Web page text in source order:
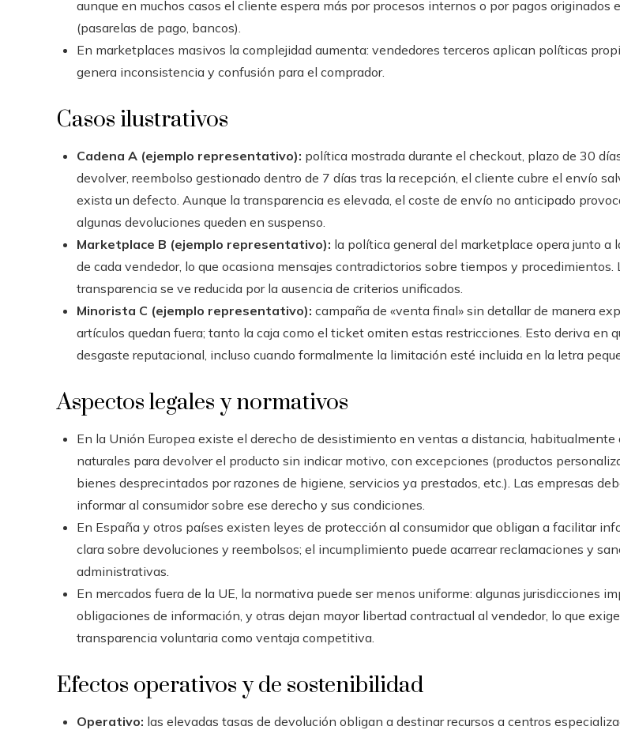
aunque en muchos casos el cliente espera más por procesos internos o por pagos originados
(pasarelas de pago, bancos).
En marketplaces masivos la complejidad aumenta: vendedores terceros aplican políticas
genera inconsistencia y confusión para el comprador.
Casos ilustrativos
Cadena A (ejemplo representativo): política mostrada durante el checkout, plazo de 30
devolver, reembolso gestionado dentro de 7 días tras la recepción, el cliente cubre el envío
exista un defecto. Aunque la transparencia es elevada, el coste de envío no anticipado
algunas devoluciones queden en suspenso.
Marketplace B (ejemplo representativo): la política general del marketplace opera junto a
de cada vendedor, lo que ocasiona mensajes contradictorios sobre tiempos y procedimientos.
transparencia se ve reducida por la ausencia de criterios unificados.
Minorista C (ejemplo representativo): campaña de «venta final» sin detallar de manera
artículos quedan fuera; tanto la caja como el ticket omiten estas restricciones. Esto deriva en
desgaste reputacional, incluso cuando formalmente la limitación esté incluida en la letra
Aspectos legales y normativos
En la Unión Europea existe el derecho de desistimiento en ventas a distancia, habitualmente
naturales para devolver el producto sin indicar motivo, con excepciones (productos
bienes desprecintados por razones de higiene, servicios ya prestados, etc.). Las empresas
informar al consumidor sobre ese derecho y sus condiciones.
En España y otros países existen leyes de protección al consumidor que obligan a facilitar
clara sobre devoluciones y reembolsos; el incumplimiento puede acarrear reclamaciones y
administrativas.
En mercados fuera de la UE, la normativa puede ser menos uniforme: algunas jurisdicciones
obligaciones de información, y otras dejan mayor libertad contractual al vendedor, lo que exige
transparencia voluntaria como ventaja competitiva.
Efectos operativos y de sostenibilidad
Operativo: las elevadas tasas de devolución obligan a destinar recursos a centros